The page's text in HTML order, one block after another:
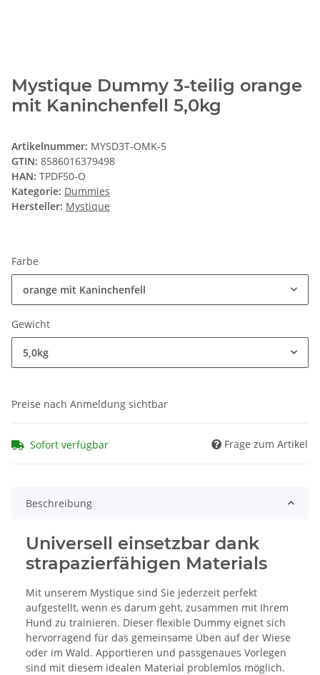
Mystique Dummy 3-teilig orange
mit Kaninchenfell 5,0kg
Artikelnummer: MYSD3T-OMK-5
GTIN: 8586016379498
HAN: TPDF50-O
Kategorie: Dummies
Hersteller: Mystique
Farbe
orange mit Kaninchenfell
Gewicht
5,0kg
Preise nach Anmeldung sichtbar
Sofort verfügbar Frage zum Artikel
Beschreibung
Universell einsetzbar dank
strapazierfähigen Materials
Mit unserem Mystique sind Sie jederzeit perfekt
aufgestellt, wenn es darum geht, zusammen mit Ihrem
Hund zu trainieren. Dieser flexible Dummy eignet sich
hervorragend für das gemeinsame Üben auf der Wiese
oder im Wald. Apportieren und passgenaues Vorlegen
sind mit diesem idealen Material problemlos möglich.